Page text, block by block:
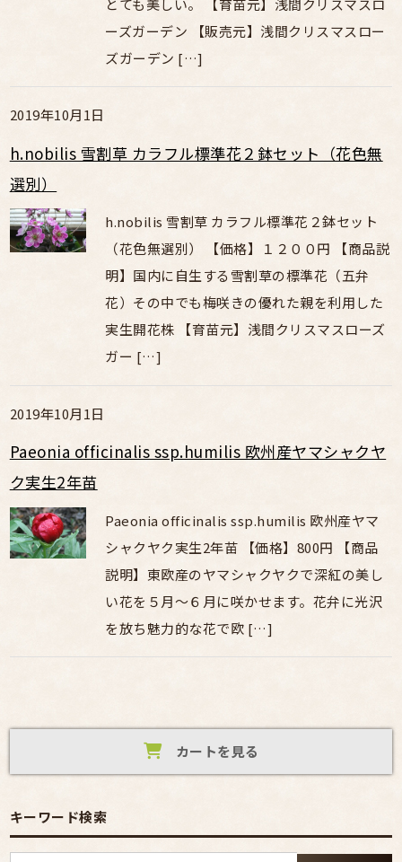
とても美しい。 【育苗元】浅間クリスマスロ
ーズガーデン 【販売元】浅間クリスマスロー
ズガーデン […]
2019年10月1日
h.nobilis 雪割草 カラフル標準花２鉢セット（花色無
選別）
h.nobilis 雪割草 カラフル標準花２鉢セット
（花色無選別） 【価格】１２００円 【商品説
明】国内に自生する雪割草の標準花（五弁
花）その中でも梅咲きの優れた親を利用した
実生開花株 【育苗元】浅間クリスマスローズ
ガー […]
2019年10月1日
Paeonia officinalis ssp.humilis 欧州産ヤマシャクヤ
ク実生2年苗
Paeonia officinalis ssp.humilis 欧州産ヤマ
シャクヤク実生2年苗 【価格】800円 【商品
説明】東欧産のヤマシャクヤクで深紅の美し
い花を５月〜６月に咲かせます。花弁に光沢
を放ち魅力的な花で欧 […]
カートを見る
キーワード検索